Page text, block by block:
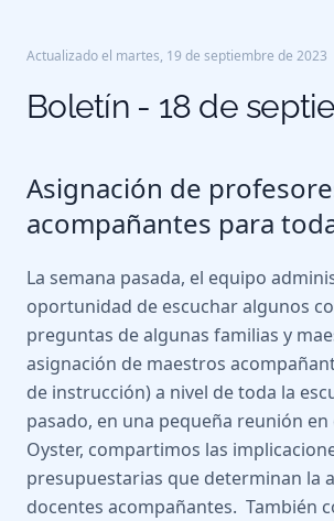
Actualizado el martes, 19 de septiembre de 2023
Boletín - 18 de
Asignación de
acompañantes para
La semana pasada, el equipo
oportunidad de escuchar algunos
preguntas de algunas familias y
asignación de maestros
de instrucción) a nivel de toda la
pasado, en una pequeña reunión en
Oyster, compartimos las
presupuestarias que determinan la
docentes acompañantes. También